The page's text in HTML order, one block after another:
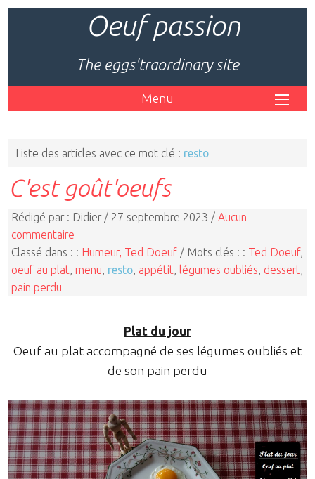
Oeuf passion
The eggs'traordinary site
Menu
Liste des articles avec ce mot clé : resto
C'est goût'oeufs
Rédigé par : Didier / 27 septembre 2023 / Aucun
commentaire
Classé dans : : Humeur, Ted Doeuf / Mots clés : : Ted Doeuf,
oeuf au plat menu resto appétit légumes oubliés dessert
pain perdu
Plat du jour
Oeuf au plat accompagné de ses légumes oubliés et
de son pain perdu